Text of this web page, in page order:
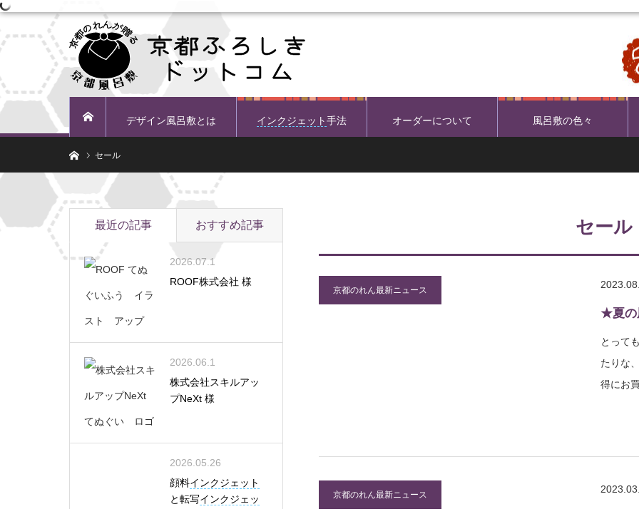
ホーム
デザイン風呂敷とは インクジェット手法 オーダーについて 風呂敷の色々
ホームセール
セール
京都のれん最新ニュース
★夏の
とって
たりな
得にお
京都のれん最新ニュース
最近の記事 おすすめ記事
2026.07.1
ROOF株式会社 様
2026.06.1
株式会社スキルアッ
プNeXt 様
2026.05.26
顔料インクジェット
と転写インクジェッ